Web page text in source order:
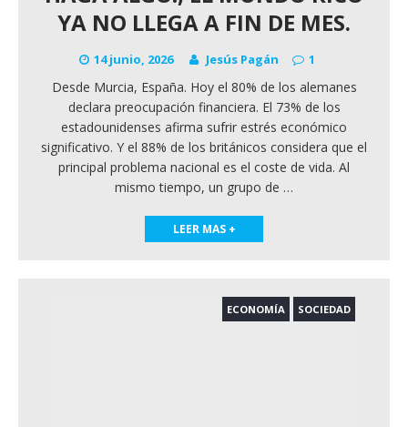
YA NO LLEGA A FIN DE MES.
14 junio, 2026 Jesús Pagán 1
Desde Murcia, España. Hoy el 80% de los alemanes
declara preocupación financiera. El 73% de los
estadounidenses afirma sufrir estrés económico
significativo. Y el 88% de los británicos considera que el
principal problema nacional es el coste de vida. Al
mismo tiempo, un grupo de …
LEER MAS +
ECONOMÍA SOCIEDAD